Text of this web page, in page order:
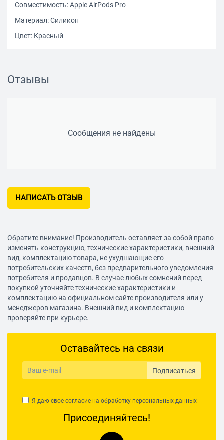
Совместимость: Apple AirPods Pro
Материал: Силикон
Цвет: Красный
Отзывы
Сообщения не найдены
НАПИСАТЬ ОТЗЫВ
Обратите внимание! Производитель оставляет за собой право
изменять конструкцию, технические характеристики, внешний
вид, комплектацию товара, не ухудшающие его
потребительских качеств, без предварительного уведомления
потребителя и продавцов. В случае любых сомнений перед
покупкой уточняйте технические характеристики и
комплектацию на официальном сайте производителя или у
менеджеров магазина. Внешний вид и комплектацию
проверяйте при курьере.
Оставайтесь на связи
Подписаться
Я даю свое согласие на обработку персональных данных
Присоединяйтесь!